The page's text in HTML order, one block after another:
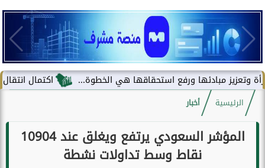
اكتمال انتقال مركز مبادئها ورفع استحقاقها هي الخطوة...
الرئيسية أخبار
المؤشر السعودي يرتفع ويغلق عند 10904
نقاط وسط تداولات نشطة